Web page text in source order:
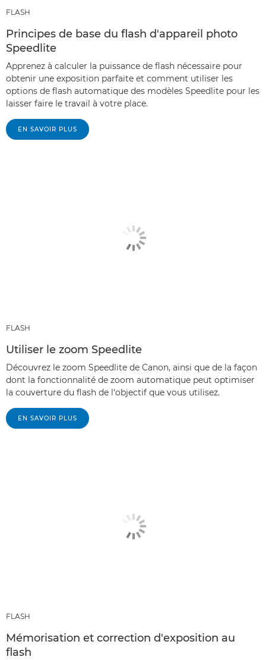
FLASH
Principes de base du flash d'appareil photo
Speedlite
Apprenez à calculer la puissance de flash nécessaire pour
obtenir une exposition parfaite et comment utiliser les
options de flash automatique des modèles Speedlite pour les
laisser faire le travail à votre place.
EN SAVOIR PLUS
FLASH
Utiliser le zoom Speedlite
Découvrez le zoom Speedlite de Canon, ainsi que de la façon
dont la fonctionnalité de zoom automatique peut optimiser
la couverture du flash de l'objectif que vous utilisez.
EN SAVOIR PLUS
FLASH
Mémorisation et correction d'exposition au
flash